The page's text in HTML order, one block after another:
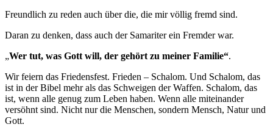
Freundlich zu reden auch über die, die mir völlig fremd sind.
Daran zu denken, dass auch der Samariter ein Fremder war.
„Wer tut, was Gott will, der gehört zu meiner Familie“.
Wir feiern das Friedensfest. Frieden – Schalom. Und Schalom, das
ist in der Bibel mehr als das Schweigen der Waffen. Schalom, das
ist, wenn alle genug zum Leben haben. Wenn alle miteinander
versöhnt sind. Nicht nur die Menschen, sondern Mensch, Natur und
Gott.